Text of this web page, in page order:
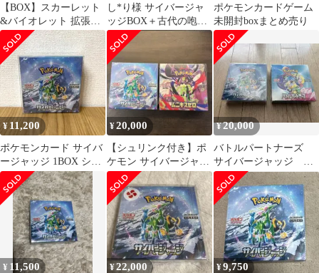
【BOX】スカーレット
&バイオレット 拡張パ
ック サイバージャッジ
シュリンク無
し*り様 サイバージャ
ッジBOX＋古代の咆哮
BOX（シュリンク付き
未開封）2BO
ポケモンカードゲーム
未開封boxまとめ売り
¥ 11,200
ポケモンカード サイバ
ージャッジ 1BOX シュ
リンク付き
¥20,000
【シュリンク付き】ポ
ケモン サイバージャッ
ジ&ムニキスゼロ
2BOXまとめて
¥20,000
バトルパートナーズ
サイバージャッジ
Box シュリンク付き
¥ 11,500 ¥22,000 ¥9,750